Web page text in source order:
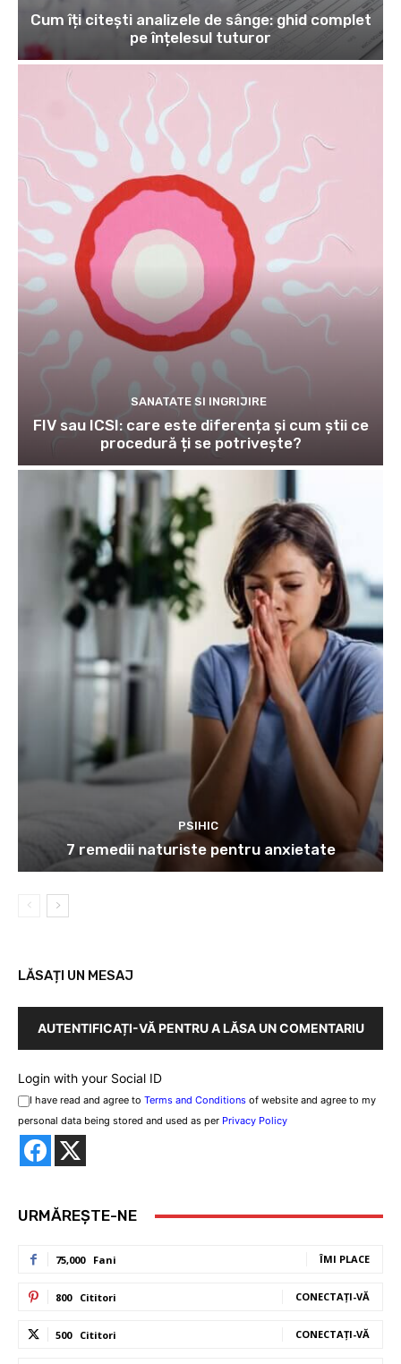
Cum îți citești analizele de sânge: ghid complet
pe înțelesul tuturor
SANATATE SI INGRIJIRE
FIV sau ICSI: care este diferența și cum știi ce
procedură ți se potrivește?
PSIHIC
7 remedii naturiste pentru anxietate
LĂSAȚI UN MESAJ
AUTENTIFICAȚI-VĂ PENTRU A LĂSA UN COMENTARIU
Login with your Social ID
I have read and agree to Terms and Conditions of website and agree to my
personal data being stored and used as per Privacy Policy
URMĂREȘTE-NE
75,000 Fani ÎMI PLACE
800 Cititori CONECTAȚI-VĂ
500 Cititori CONECTAȚI-VĂ